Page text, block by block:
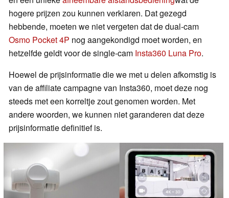
hogere prijzen zou kunnen verklaren. Dat gezegd
hebbende, moeten we niet vergeten dat de dual-cam
Osmo Pocket 4P nog aangekondigd moet worden, en
hetzelfde geldt voor de single-cam Insta360 Luna Pro.
Hoewel de prijsinformatie die we met u delen afkomstig is
van de affiliate campagne van Insta360, moet deze nog
steeds met een korreltje zout genomen worden. Met
andere woorden, we kunnen niet garanderen dat deze
prijsinformatie definitief is.